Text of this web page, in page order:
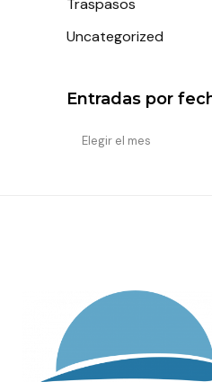
Traspasos
Uncategorized
Entradas por
Entradas